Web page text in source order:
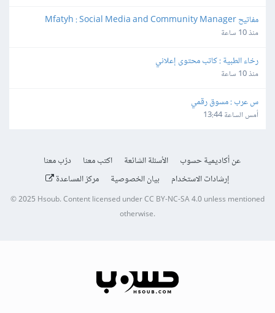
مفاتيح Mfatyh : Social Media and Community Manager
منذ 10 ساعة
رخاء الطبية : كاتب محتوى إعلاني
منذ 10 ساعة
س عرب : مسوق رقمي
أمس الساعة 13:44
عن أكاديمية حسوب الأسئلة الشائعة اكتب معنا
درّب معنا
إرشادات الاستخدام
بيان الخصوصية مركز المساعدة
© 2025 Hsoub.Content licensed underCC BY-NC-SA 4.0unless mentioned
otherwise.